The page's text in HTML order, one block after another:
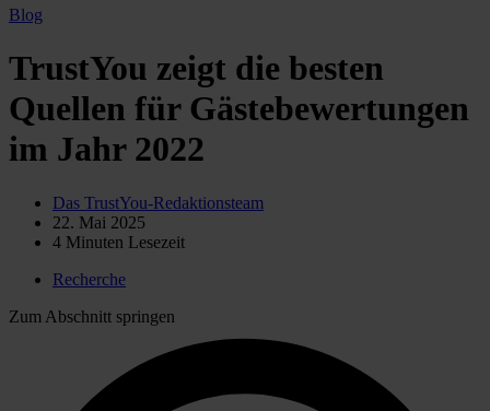
Blog
TrustYou zeigt die besten
Quellen für Gästebewertungen
im Jahr 2022
Das TrustYou-Redaktionsteam
22. Mai 2025
4 Minuten Lesezeit
Recherche
Zum Abschnitt springen